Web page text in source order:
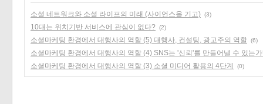
소셜 네트워크와 소셜 라이프의 미래 (사이언스올 기고) (3)
10대는 위치기반 서비스에 관심이 없다? (2)
소셜마케팅 환경에서 대행사의 역할 (5) 대행사, 컨설팅, 광고주의 역할 (6)
소셜마케팅 환경에서 대행사의 역할 (4) SNS는 '신뢰'를 만들어낼 수 있는
소셜마케팅 환경에서 대행사의 역할 (3) 소셜 미디어 활용의 4단계
(0)